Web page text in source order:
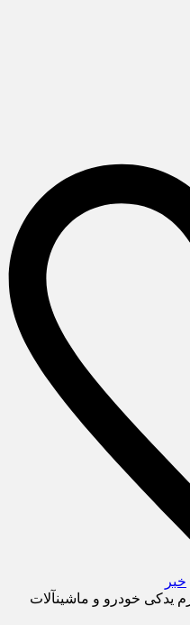
خبر
رئیس اتحادیه صنف فروشندگان لوازم یدکی خودرو و ماشین‎آلات